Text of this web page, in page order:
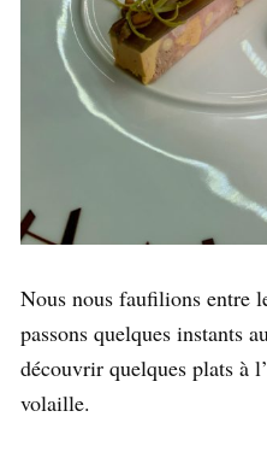
Nous nous faufilions entre
passons quelques instants
découvrir quelques plats à
volaille.